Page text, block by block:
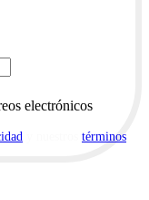
electrónicos
términos